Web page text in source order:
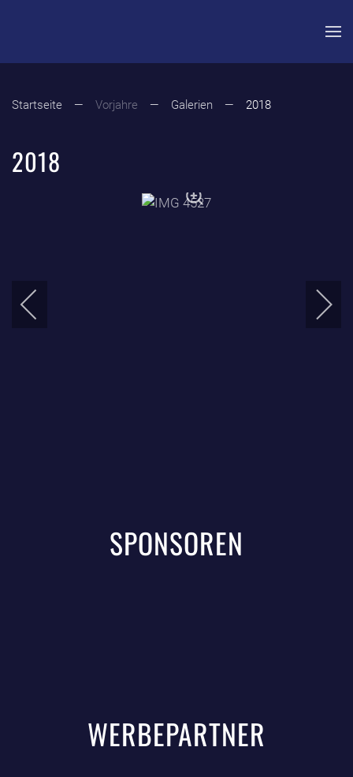
Startseite Vorjahre Galerien 2018
2018
SPONSOREN
WERBEPARTNER